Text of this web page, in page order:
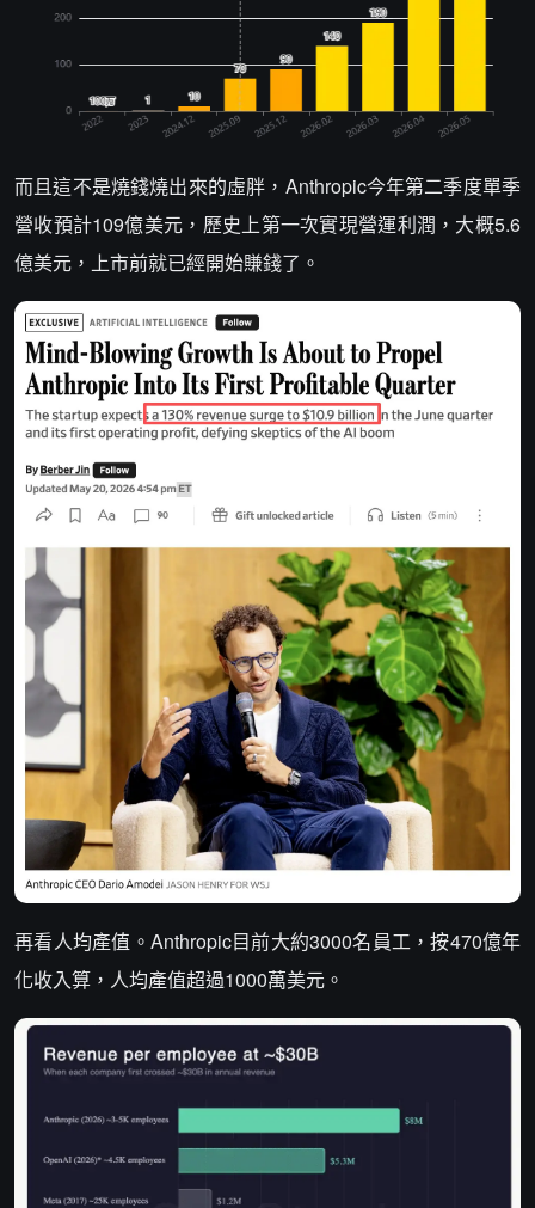
而且這不是燒錢燒出來的虛胖，Anthropic今年第二季度單季
營收預計109億美元，歷史上第一次實現營運利潤，大概5.6
億美元，上市前就已經開始賺錢了。
再看人均產值。Anthropic目前大約3000名員工，按470億年
化收入算，人均產值超過1000萬美元。